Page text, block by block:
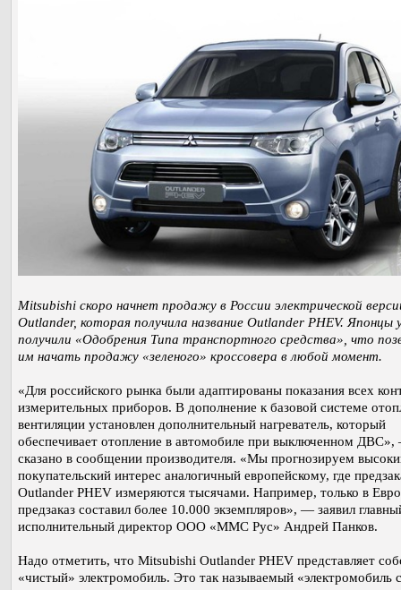
Mitsubishi скоро начнет продажу в России электрической
Outlander, которая получила название Outlander PHEV. Японцы
получили «Одобрения Типа транспортного средства», что
им начать продажу «зеленого» кроссовера в любой момент.
«Для российского рынка были адаптированы показания всех
измерительных приборов. В дополнение к базовой системе
вентиляции установлен дополнительный нагреватель, который
обеспечивает отопление в автомобиле при выключенном
сказано в сообщении производителя. «Мы прогнозируем
покупательский интерес аналогичный европейскому, где
Outlander PHEV измеряются тысячами. Например, только в
предзаказ составил более 10.000 экземпляров», — заявил
исполнительный директор ООО «ММС Рус» Андрей Панков.
Надо отметить, что Mitsubishi Outlander PHEV представляет
«чистый» электромобиль. Это так называемый «электромобиль с